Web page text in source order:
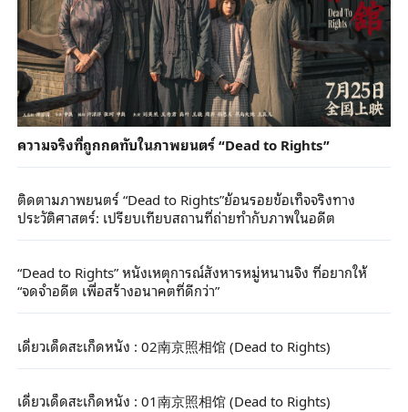
ความจริงที่ถูกกดทับในภาพยนตร์ “Dead to Rights”
ติดตามภาพยนตร์ “Dead to Rights”ย้อนรอยข้อเท็จจริงทาง
ประวัติศาสตร์: เปรียบเทียบสถานที่ถ่ายทำกับภาพในอดีต
“Dead to Rights” หนังเหตุการณ์สังหารหมู่หนานจิง ที่อยากให้
“จดจำอดีต เพื่อสร้างอนาคตที่ดีกว่า”
เดี่ยวเด็ดสะเก็ดหนัง : 02南京照相馆 (Dead to Rights)
เดี่ยวเด็ดสะเก็ดหนัง : 01南京照相馆 (Dead to Rights)